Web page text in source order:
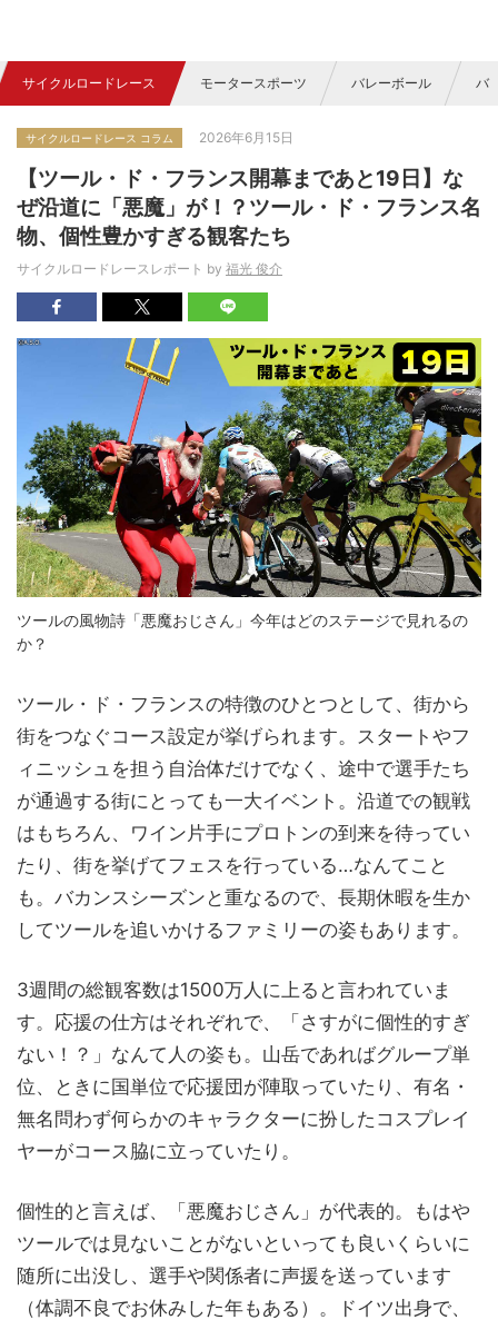
サイクルロードレース モータースポーツ バレーボール バ
サイクルロードレース コラム 2026年6月15日
【ツール・ド・フランス開幕まであと19日】な
ぜ沿道に「悪魔」が！？ツール・ド・フランス名
物、個性豊かすぎる観客たち
サイクルロードレースレポート by 福光 俊介
ツールの風物詩「悪魔おじさん」今年はどのステージで見れるの
か？
ツール・ド・フランスの特徴のひとつとして、街から
街をつなぐコース設定が挙げられます。スタートやフ
ィニッシュを担う自治体だけでなく、途中で選手たち
が通過する街にとっても一大イベント。沿道での観戦
はもちろん、ワイン片手にプロトンの到来を待ってい
たり、街を挙げてフェスを行っている…なんてこと
も。バカンスシーズンと重なるので、長期休暇を生か
してツールを追いかけるファミリーの姿もあります。
3週間の総観客数は1500万人に上ると言われていま
す。応援の仕方はそれぞれで、「さすがに個性的すぎ
ない！？」なんて人の姿も。山岳であればグループ単
位、ときに国単位で応援団が陣取っていたり、有名・
無名問わず何らかのキャラクターに扮したコスプレイ
ヤーがコース脇に立っていたり。
個性的と言えば、「悪魔おじさん」が代表的。もはや
ツールでは見ないことがないといっても良いくらいに
随所に出没し、選手や関係者に声援を送っています
（体調不良でお休みした年もある）。ドイツ出身で、